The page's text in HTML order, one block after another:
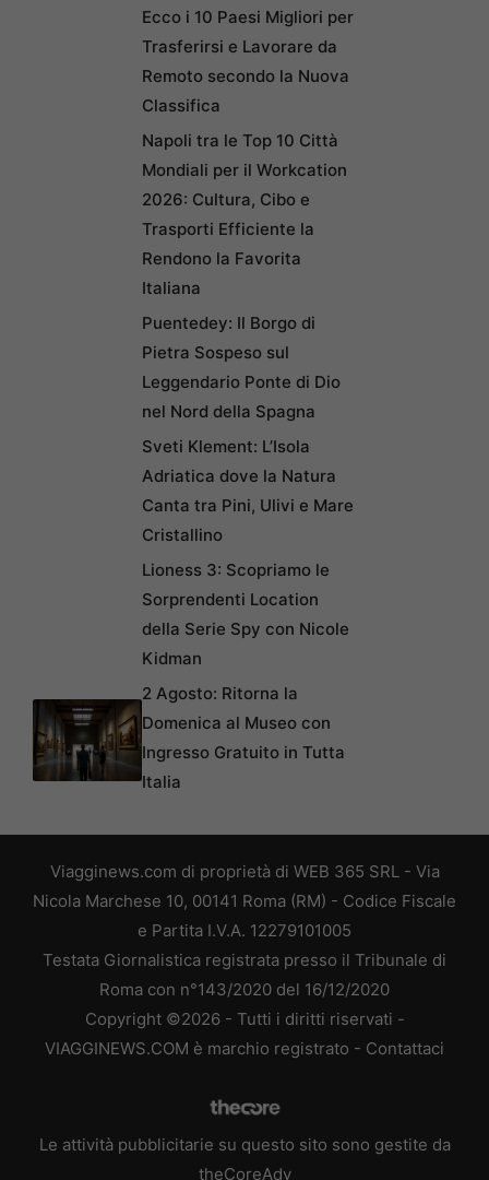
Ecco i 10 Paesi Migliori per
Trasferirsi e Lavorare da
Remoto secondo la Nuova
Classifica
Napoli tra le Top 10 Città
Mondiali per il Workcation
2026: Cultura, Cibo e
Trasporti Efficiente la
Rendono la Favorita
Italiana
Puentedey: Il Borgo di
Pietra Sospeso sul
Leggendario Ponte di Dio
nel Nord della Spagna
Sveti Klement: L’Isola
Adriatica dove la Natura
Canta tra Pini, Ulivi e Mare
Cristallino
Lioness 3: Scopriamo le
Sorprendenti Location
della Serie Spy con Nicole
Kidman
2 Agosto: Ritorna la
Domenica al Museo con
Ingresso Gratuito in Tutta
Italia
Viagginews.com di proprietà di WEB 365 SRL - Via
Nicola Marchese 10, 00141 Roma (RM) - Codice Fiscale
e Partita I.V.A. 12279101005
Testata Giornalistica registrata presso il Tribunale di
Roma con n°143/2020 del 16/12/2020
Copyright ©2026 - Tutti i diritti riservati -
VIAGGINEWS.COM è marchio registrato - Contattaci
Le attività pubblicitarie su questo sito sono gestite da
theCoreAdv